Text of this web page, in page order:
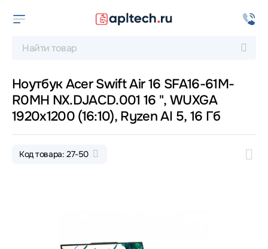
Ноутбук Acer Swift Air 16 SFA16-61M-
R0MH NX.DJACD.001 16 ", WUXGA
1920x1200 (16:10), Ryzen AI 5, 16 Гб
Код товара: 27-50